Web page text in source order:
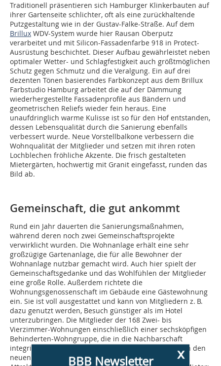
Traditionell präsentieren sich Hamburger Klinkerbauten auf
ihrer Gartenseite schlichter, oft als eine zurückhaltende
Putzgestaltung wie in der Gustav-Falke-Straße. Auf dem
Brillux WDV-System wurde hier Rausan Oberputz
verarbeitet und mit Silicon-Fassadenfarbe 918 in Protect-
Ausrüstung beschichtet. Dieser Aufbau gewährleistet neben
optimaler Wetter- und Schlagfestigkeit auch größtmöglichen
Schutz gegen Schmutz und die Veralgung. Ein auf drei
dezenten Tönen basierendes Farbkonzept aus dem Brillux
Farbstudio Hamburg arbeitet die auf der Dämmung
wiederhergestellte Fassadenprofile aus Bändern und
geometrischen Reliefs wieder fein heraus. Eine
unaufdringlich warme Kulisse ist so für den Hof entstanden,
dessen Lebensqualität durch die Sanierung ebenfalls
verbessert wurde. Neue Vorstellbalkone verbessern die
Wohnqualität der Mitglieder und setzen mit ihren roten
Lochblechen fröhliche Akzente. Die frisch gestalteten
Mietergärten, hochwertig mit Granit eingefasst, runden das
Bild ab.
Gemeinschaft, die gut ankommt
Rund ein Jahr dauerten die Sanierungsmaßnahmen,
während deren noch zwei Gemeinschaftsprojekte
verwirklicht wurden. Die Wohnanlage erhält eine sehr
großzügige Gartenanlage, die für alle Bewohner der
Wohnanlage nutzbar gemacht wird. Auch hier spielt der
Gemeinschaftsgedanke und das Wohlfühlen der Mitglieder
eine große Rolle. Außerdem richtete die
Wohnungsgenossenschaft im Gebäude eine Gästewohnung
ein. Sie ist voll ausgestattet und kann von Mitgliedern z. B.
dazu genutzt werden, Besuch günstiger als im Hotel
unterzubringen. Die Mitglieder der 168 Zwei- bis
Vierzimmer-Wohnungen einschließlich einer sechsköpfigen
Behinderten-Wohngruppe, die in die Nachbarschaft
integriert ist, und der drei Gewerbeeinheiten schätzen den
neuen energetischen Komfort und die noch größere
x
BBB Newsletter